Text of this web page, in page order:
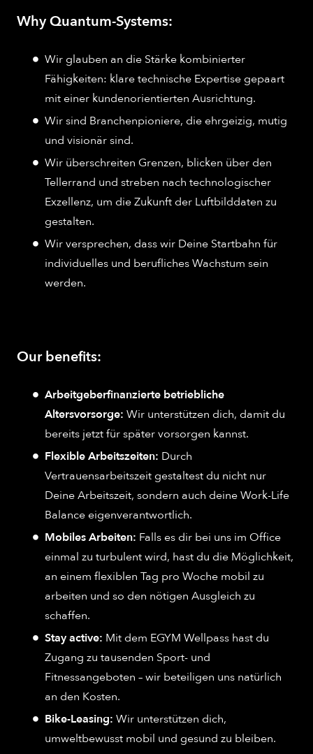
Why Quantum-Systems:
Wir glauben an die Stärke kombinierter
Fähigkeiten: klare technische Expertise gepaart
mit einer kundenorientierten Ausrichtung.
Wir sind Branchenpioniere, die ehrgeizig, mutig
und visionär sind.
Wir überschreiten Grenzen, blicken über den
Tellerrand und streben nach technologischer
Exzellenz, um die Zukunft der Luftbilddaten zu
gestalten.
Wir versprechen, dass wir Deine Startbahn für
individuelles und berufliches Wachstum sein
werden.
Our benefits:
Arbeitgeberfinanzierte betriebliche
Altersvorsorge: Wir unterstützen dich, damit du
bereits jetzt für später vorsorgen kannst.
Flexible Arbeitszeiten: Durch
Vertrauensarbeitszeit gestaltest du nicht nur
Deine Arbeitszeit, sondern auch deine Work-Life
Balance eigenverantwortlich.
Mobiles Arbeiten: Falls es dir bei uns im Office
einmal zu turbulent wird, hast du die Möglichkeit,
an einem flexiblen Tag pro Woche mobil zu
arbeiten und so den nötigen Ausgleich zu
schaffen.
Stay active: Mit dem EGYM Wellpass hast du
Zugang zu tausenden Sport- und
Fitnessangeboten – wir beteiligen uns natürlich
an den Kosten.
Bike-Leasing: Wir unterstützen dich,
umweltbewusst mobil und gesund zu bleiben.